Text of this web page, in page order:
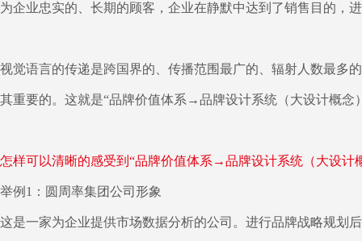
为企业忠实的、长期的顾客，企业在静默中达到了销售目的，
视觉语言的传递是跨国界的、传播范围最广的、辐射人数最多
其重要的。这就是“品牌价值体系→品牌设计系统（大设计概
怎样可以清晰的感受到“品牌价值体系→品牌设计系统（大设
举例1：圆周率集团公司形象
这是一家为企业提供市场数据分析的公司。进行品牌战略规划